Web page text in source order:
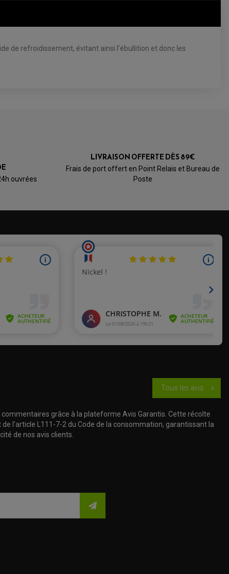
de refroidissement, évitant ainsi l’ébullition et donc les
ouvrées
LIVRAISON OFFERTE DÈS 89€
Frais de port offert en Point Relais et Bureau de
Poste
Tous les avis chevron_right
commentaires grâce à la plateforme Avis Garantis. Cette récolte
l'article L111-7-2 du Code de la consommation, garantissant la
de nos avis clients.